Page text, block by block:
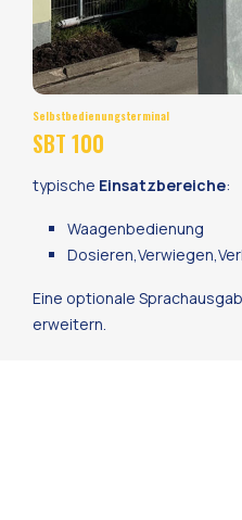
Selbstbedienungsterminal
SBT 100
typische Einsatzbereiche:
Waagenbedienung
Eine optionale
erweitern.